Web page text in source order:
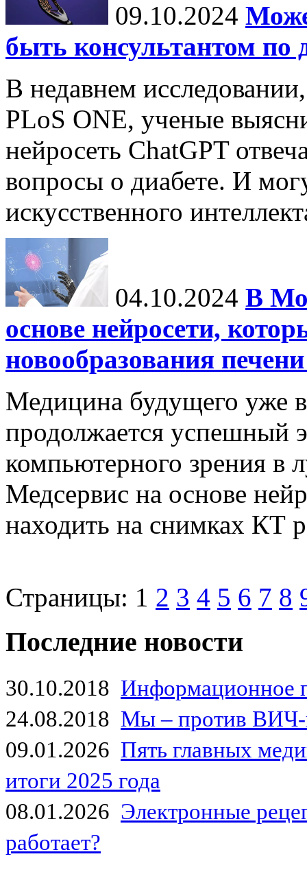
09.10.2024
быть консультантом по
В недавнем
PLoS ONE, ученые
нейросеть ChatGPT
вопросы о диабете. И
искусственного
04.10.2024 В
основе нейросети,
новообразования
Медицина будущего уже
продолжается успешный
компьютерного зрения в
Медсервис на основе
находить на снимках КТ
Страницы: 1 2 3 4 5 6 7 8
Последние новости
30.10.2018 Информационное
24.08.2018 Мы – против
09.01.2026 Пять главных
итоги 2025 года
08.01.2026 Электронные
работает?